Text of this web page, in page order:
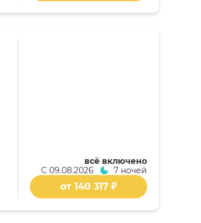
всё включено
С 09.08.2026 7 ночей
от 140 317 ₽